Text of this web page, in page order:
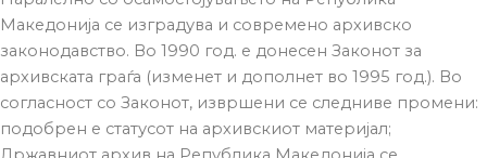
Македонија се изградува и современо архивско
законодавство. Во 1990 год. е донесен Законот за
архивската граѓа (изменет и дополнет во 1995 год.). Во
согласност со Законот, извршени се следниве промени:
подобрен е статусот на архивскиот материјал;